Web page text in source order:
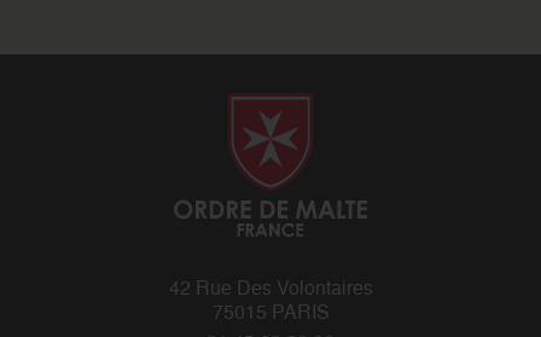
42 Rue Des Volontaires
75015 PARIS